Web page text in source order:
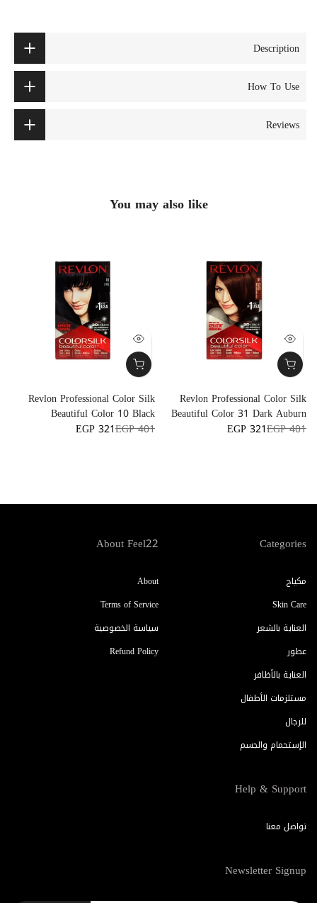
Description
How To Use
Reviews
You may also like
Revlon Professional Color Silk
Beautiful Color 10 Black
EGP 401
EGP 321
Revlon Professional Color Silk
Beautiful Color 31 Dark Auburn
EGP 401
EGP 321
Categories
مكياج
Skin Care
العناية بالشعر
عطور
العناية بالأظافر
مستلزمات الأطفال
للرجال
الإستحمام والجسم
About Feel22
About
Terms of Service
سياسة الخصوصية
Refund Policy
Help & Support
تواصل معنا
Newsletter Signup